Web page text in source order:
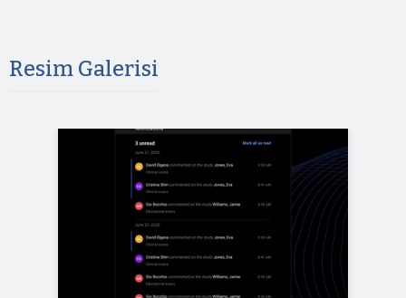
Resim Galerisi